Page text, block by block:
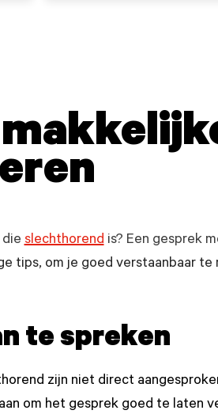
dieslechthorendis? Een gesprek
tips, om je goed verstaanbaar
te spreken
zijn niet direct
om het gesprek goed te laten